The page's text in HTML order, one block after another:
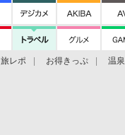
旅レポ お得きっぷ 温泉